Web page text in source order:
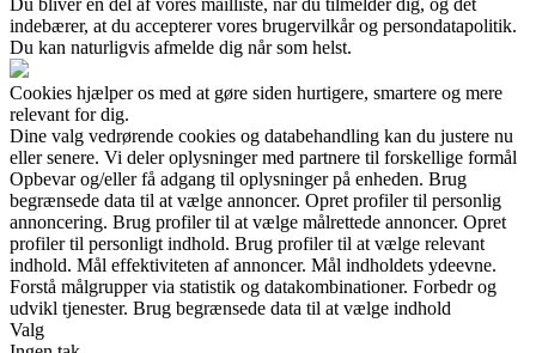
Du bliver en del af vores mailliste, når du tilmelder dig, og det
indebærer, at du accepterer vores brugervilkår og persondatapolitik.
Du kan naturligvis afmelde dig når som helst.
Cookies hjælper os med at gøre siden hurtigere, smartere og mere
relevant for dig.
Dine valg vedrørende cookies og databehandling kan du justere nu
eller senere. Vi deler oplysninger med partnere til forskellige formål
Opbevar og/eller få adgang til oplysninger på enheden. Brug
begrænsede data til at vælge annoncer. Opret profiler til personlig
annoncering. Brug profiler til at vælge målrettede annoncer. Opret
profiler til personligt indhold. Brug profiler til at vælge relevant
indhold. Mål effektiviteten af annoncer. Mål indholdets ydeevne.
Forstå målgrupper via statistik og datakombinationer. Forbedr og
udvikl tjenester. Brug begrænsede data til at vælge indhold
Valg